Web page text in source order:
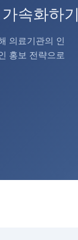
속화하기
의료기관의 인
홍보 전략으로